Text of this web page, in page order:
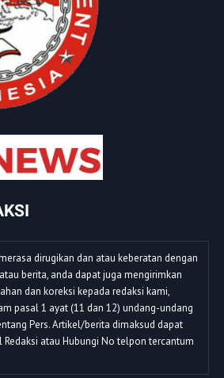
dirugikan dan atau keberatan dengan
berita, anda dapat juga mengirimkan
dan koreksi kepada redaksi kami,
pasal 1 ayat (11 dan 12) undang-undang
Pers. Artikel/berita dimaksud dapat
atau Hubungi No telpon tercantum